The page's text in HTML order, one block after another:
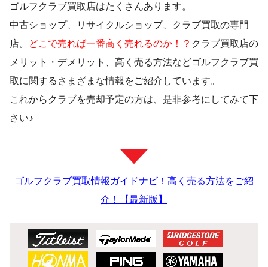
ゴルフクラブ買取店はたくさんあります。
中古ショップ、リサイクルショップ、クラブ買取の専門
店。
どこで売れば一番高く売れるのか！？ クラブ買取店の
メリット・デメリット、高く売る方法などゴルフクラブ買
取に関するさまざまな情報をご紹介しています。
これからクラブを売却予定の方は、是非参考にしてみて下
さい♪
ゴルフクラブ買取情報ガイドナビ！高く売る方法をご紹
介！【最新版】